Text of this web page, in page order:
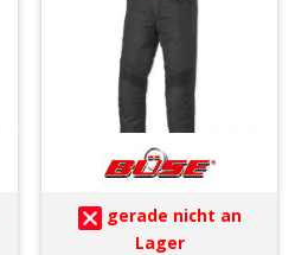
gerade nicht an
Lager